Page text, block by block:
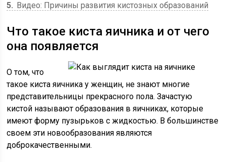
5
Видео: Причины развития кистозных образований
Что такое киста яичника и от чего
она появляется
О том, что
такое киста яичника у женщин, не знают многие
представительницы прекрасного пола. Зачастую
кистой называют образования в яичниках, которые
имеют форму пузырьков с жидкостью. В большинстве
своем эти новообразования являются
доброкачественными.